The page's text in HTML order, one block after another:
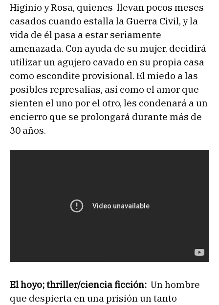
Higinio y Rosa, quienes llevan pocos meses
casados cuando estalla la Guerra Civil, y la
vida de él pasa a estar seriamente
amenazada. Con ayuda de su mujer, decidirá
utilizar un agujero cavado en su propia casa
como escondite provisional. El miedo a las
posibles represalias, así como el amor que
sienten el uno por el otro, les condenará a un
encierro que se prolongará durante más de
30 años.
El hoyo; thriller/ciencia ficción: Un hombre
que despierta en una prisión un tanto